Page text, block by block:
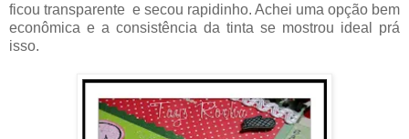
ficou transparente e secou rapidinho. Achei uma opção bem
econômica e a consistência da tinta se mostrou ideal prá
isso.